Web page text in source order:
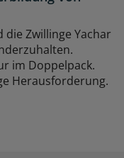
Zwillinge Yachar
im Doppelpack.
Herausforderung.